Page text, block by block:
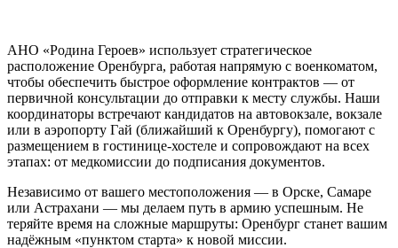
АНО «Родина Героев» использует стратегическое
расположение Оренбурга, работая напрямую с военкоматом,
чтобы обеспечить быстрое оформление контрактов — от
первичной консультации до отправки к месту службы. Наши
координаторы встречают кандидатов на автовокзале, вокзале
или в аэропорту Гай (ближайший к Оренбургу), помогают с
размещением в гостинице-хостеле и сопровождают на всех
этапах: от медкомиссии до подписания документов.
Независимо от вашего местоположения — в Орске, Самаре
или Астрахани — мы делаем путь в армию успешным. Не
теряйте время на сложные маршруты: Оренбург станет вашим
надёжным «пунктом старта» к новой миссии.